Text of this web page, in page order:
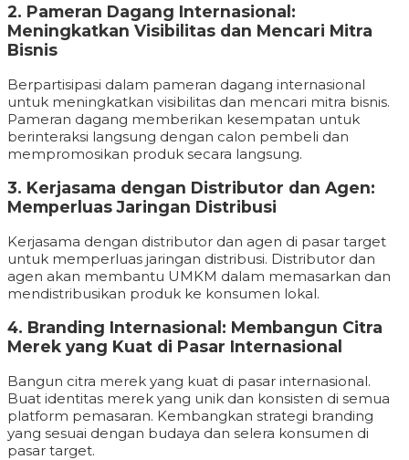
2. Pameran Dagang Internasional:
Meningkatkan Visibilitas dan Mencari Mitra
Bisnis
Berpartisipasi dalam pameran dagang internasional
untuk meningkatkan visibilitas dan mencari mitra bisnis.
Pameran dagang memberikan kesempatan untuk
berinteraksi langsung dengan calon pembeli dan
mempromosikan produk secara langsung.
3. Kerjasama dengan Distributor dan Agen:
Memperluas Jaringan Distribusi
Kerjasama dengan distributor dan agen di pasar target
untuk memperluas jaringan distribusi. Distributor dan
agen akan membantu UMKM dalam memasarkan dan
mendistribusikan produk ke konsumen lokal.
4. Branding Internasional: Membangun Citra
Merek yang Kuat di Pasar Internasional
Bangun citra merek yang kuat di pasar internasional.
Buat identitas merek yang unik dan konsisten di semua
platform pemasaran. Kembangkan strategi branding
yang sesuai dengan budaya dan selera konsumen di
pasar target.